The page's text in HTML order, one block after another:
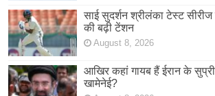
साई सुदर्शन श्रीलंका टेस्ट
की बढ़ी टेंशन
August 8, 2026
आखिर कहां गायब हैं ईरान के
खामेनेई?